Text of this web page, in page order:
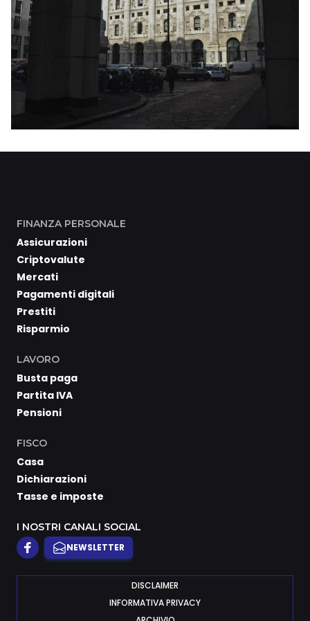
FINANZA PERSONALE
Assicurazioni
Criptovalute
Mercati
Pagamenti digitali
Prestiti
Risparmio
LAVORO
Busta paga
Partita IVA
Pensioni
FISCO
Casa
Dichiarazioni
Tasse e imposte
I NOSTRI CANALI SOCIAL
NEWSLETTER
DISCLAIMER
INFORMATIVA PRIVACY